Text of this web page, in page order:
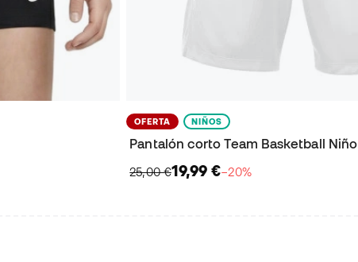
OFERTA NIÑOS
Pantalón corto Team Basketball Niño
25,00 €19,99 €−20%